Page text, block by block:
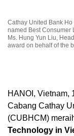
Cathay United Bank Ho
named Best Consumer
Ms. Hung Yun Liu,
award on behalf of the
HANOI, Vietnam,
Cabang Cathay
(CUBHCM)
Technology in